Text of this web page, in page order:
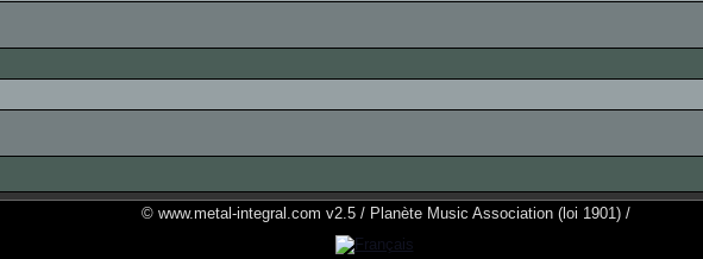
© www.metal-integral.com v2.5 / Planète Music Association (loi 1901) /